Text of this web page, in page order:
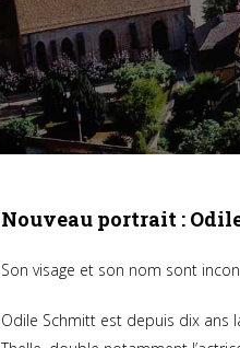
Nouveau portrait :
Son visage et son nom sont
Odile Schmitt est depuis dix ans